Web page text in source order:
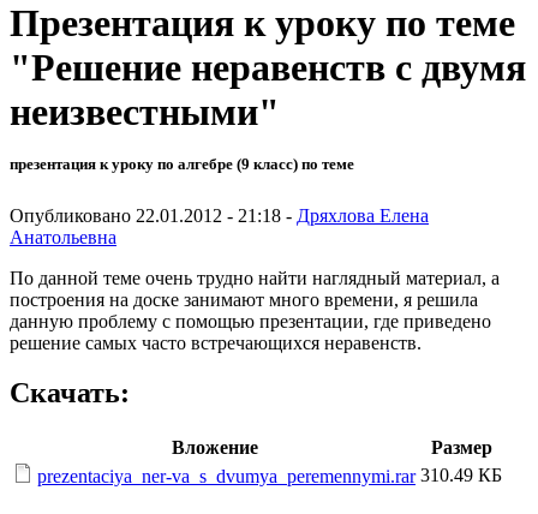
Презентация к уроку по теме
"Решение неравенств с двумя
неизвестными"
презентация к уроку по алгебре (9 класс) по теме
Опубликовано 22.01.2012 - 21:18 - Дряхлова Елена
Анатольевна
По данной теме очень трудно найти наглядный материал, а
построения на доске занимают много времени, я решила
данную проблему с помощью презентации, где приведено
решение самых часто встречающихся неравенств.
Скачать:
Вложение
Размер
prezentaciya_ner-va_s_dvumya_peremennymi.rar 310.49 КБ